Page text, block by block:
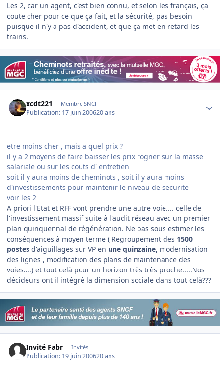
Les 2, car un agent, c'est bien connu, et selon les français, ça
coute cher pour ce que ça fait, et la sécurité, pas besoin
puisque il n'y a pas d'accident, et que ça met en retard les
trains.
xcdt221 Membre SNCF
Publication: 17 juin 200620 ans
etre moins cher , mais a quel prix ?
il y a 2 moyens de faire baisser les prix rogner sur la masse
salariale ou sur les couts d' entretien
soit il y aura moins de cheminots , soit il y aura moins
d'investissements pour maintenir le niveau de securite
voir les 2
A priori l'Etat et RFF vont prendre une autre voie.... celle de
l'investissement massif suite à l'audit réseau avec un premier
plan quinquennal de régénération. Ne pas sous estimer les
conséquences à moyen terme ( Regroupement des 1500
postes d'aiguillages sur VP en une quinzaine, modernisation
des lignes , modification des plans de maintenance des
voies....) et tout celà pour un horizon très très proche.....Nos
décideurs ont il intégré la dimension sociale dans tout celà???
Invité Fabr Invités
Publication: 19 juin 200620 ans